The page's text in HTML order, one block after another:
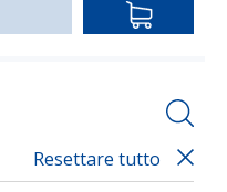
IN
Resettare tutto